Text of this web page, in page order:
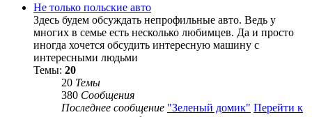
Не только польские авто
Здесь будем обсуждать непрофильные авто. Ведь у
многих в семье есть несколько любимцев. Да и просто
иногда хочется обсудить интересную машину с
интересными людьми
Темы: 20
20 Темы
380 Сообщения
Последнее сообщение "Зеленый домик" Перейти к